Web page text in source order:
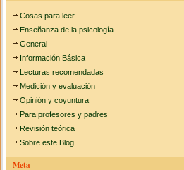
Cosas para leer
Enseñanza de la psicología
General
Información Básica
Lecturas recomendadas
Medición y evaluación
Opinión y coyuntura
Para profesores y padres
Revisión teórica
Sobre este Blog
Meta